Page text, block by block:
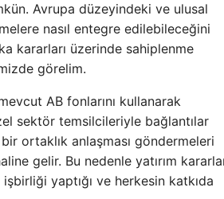
Avrupa düzeyindeki ve ulusal
nasıl entegre edilebileceğini
kararları üzerinde sahiplenme
görelim.
AB fonlarını kullanarak
sektör temsilcileriyle bağlantılar
ortaklık anlaşması göndermeleri
gelir. Bu nedenle yatırım
yaptığı ve herkesin katkıda